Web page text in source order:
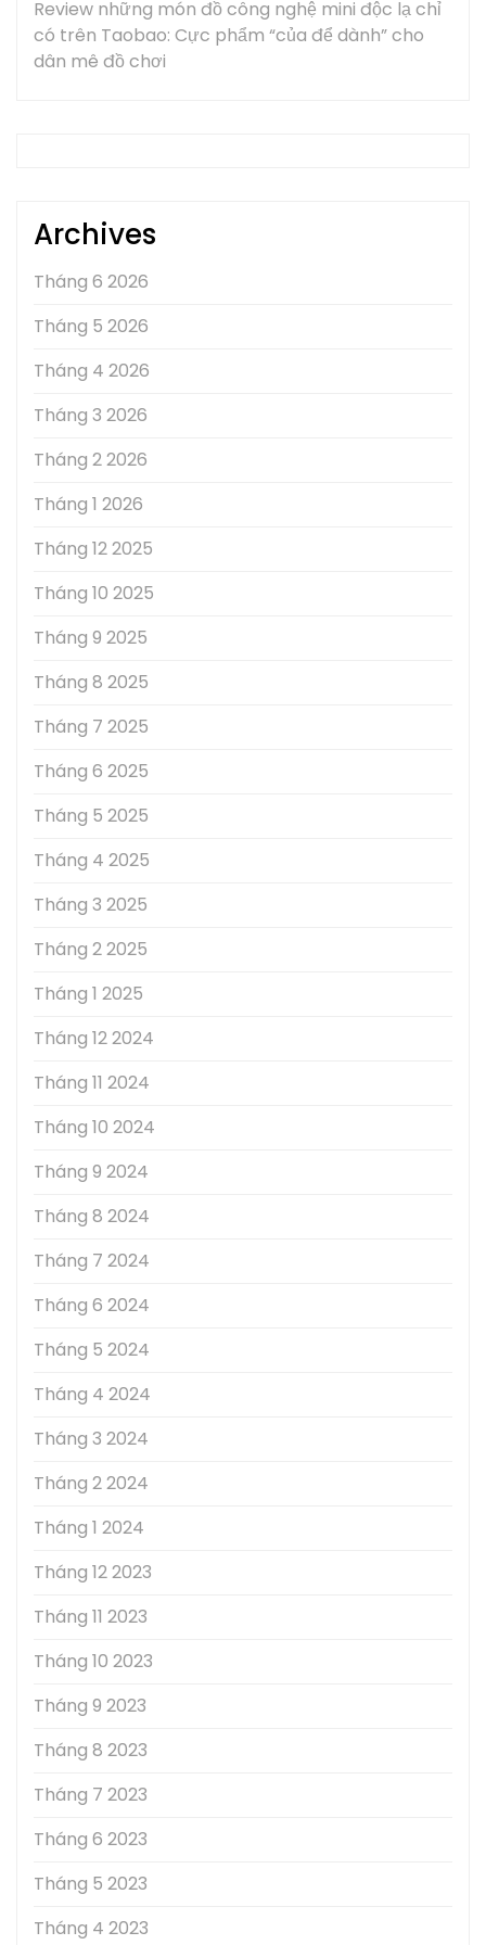
Review những món đồ công nghệ mini độc lạ chỉ
có trên Taobao: Cực phẩm “của để dành” cho
dân mê đồ chơi
Archives
Tháng 6 2026
Tháng 5 2026
Tháng 4 2026
Tháng 3 2026
Tháng 2 2026
Tháng 1 2026
Tháng 12 2025
Tháng 10 2025
Tháng 9 2025
Tháng 8 2025
Tháng 7 2025
Tháng 6 2025
Tháng 5 2025
Tháng 4 2025
Tháng 3 2025
Tháng 2 2025
Tháng 1 2025
Tháng 12 2024
Tháng 11 2024
Tháng 10 2024
Tháng 9 2024
Tháng 8 2024
Tháng 7 2024
Tháng 6 2024
Tháng 5 2024
Tháng 4 2024
Tháng 3 2024
Tháng 2 2024
Tháng 1 2024
Tháng 12 2023
Tháng 11 2023
Tháng 10 2023
Tháng 9 2023
Tháng 8 2023
Tháng 7 2023
Tháng 6 2023
Tháng 5 2023
Tháng 4 2023